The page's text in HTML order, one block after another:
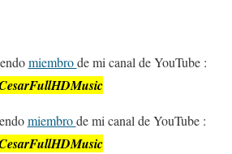
miembrode mi canal de YouTube :
miembrode mi canal de YouTube :